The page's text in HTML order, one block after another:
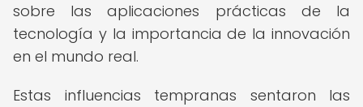
sobre las aplicaciones prácticas de la
tecnología y la importancia de la innovación
en el mundo real.
Estas influencias tempranas sentaron las